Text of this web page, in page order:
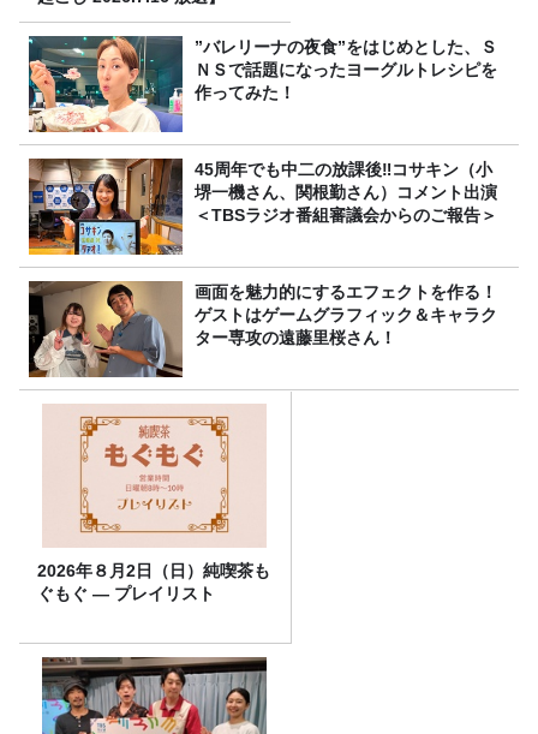
”バレリーナの夜食”をはじめとした、Ｓ
ＮＳで話題になったヨーグルトレシピを
作ってみた！
45周年でも中二の放課後‼コサキン（小
堺一機さん、関根勤さん）コメント出演
＜TBSラジオ番組審議会からのご報告＞
画面を魅力的にするエフェクトを作る！
ゲストはゲームグラフィック＆キャラク
ター専攻の遠藤里桜さん！
2026年８月2日（日）純喫茶も
ぐもぐ ― プレイリスト